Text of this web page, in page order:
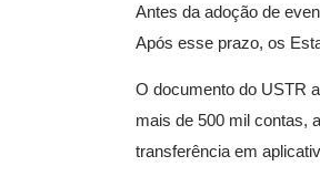
Antes da adoção de
Após esse prazo, os
O documento do USTR
mais de 500 mil contas,
transferência em